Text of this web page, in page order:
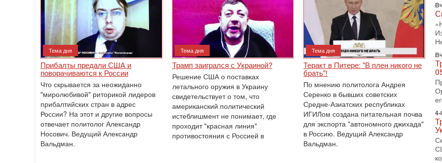
Тема дня
Прибалты предали США и
поворачиваются к России
Что скрывается за неожиданно
"миролюбивой" риторикой лидеров
прибалтийских стран в адрес
России? На этот и другие вопросы
отвечает политолог Александр
Носович. Ведущий Александр
Вальдман.
Тема дня
Трамп заигрался с Украиной?
Решение США о поставках
летального оружия в Украину
свидетельствует о том, что
американский политический
истеблишмент не понимает, где
проходит "красная линия"
противостояния с Россией в
Тема дня
Теракт в Питере: "В плен никого не
брать"!
По мнению политолога Андрея
Серенко в бывших советских
Средне-Азиатских республиках
ИГИЛом создана питательная почва
для экспорта "автономного джихада"
в Россию. Ведущий Александр
Вальдман.
4-